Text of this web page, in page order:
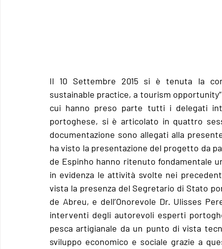
Il 10 Settembre 2015 si è tenuta la
sustainable practice, a tourism
cui hanno preso parte tutti i delegati
portoghese, si è articolato in quattro
documentazione sono allegati alla
ha visto la presentazione del progetto da
de Espinho hanno ritenuto fondamentale
in evidenza le attività svolte nei
vista la presenza del Segretario di Stato
de Abreu, e dell’Onorevole Dr. Ulisses
interventi degli autorevoli esperti
pesca artigianale da un punto di vista
sviluppo economico e sociale grazie a